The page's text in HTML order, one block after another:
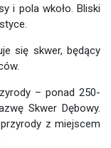
i pola wkoło. Bliski
się skwer, będący
– ponad 250-
Skwer Dębowy.
z miejscem